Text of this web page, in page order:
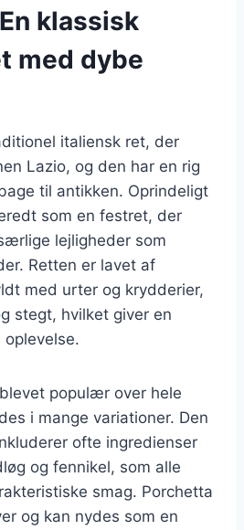
klassisk
med dybe
italiensk ret, der
Lazio, og den har en rig
til antikken. Oprindeligt
som en festret, der
lejligheder som
Retten er lavet af
med urter og krydderier,
stegt, hvilket giver en
populær over hele
i mange variationer. Den
ofte ingredienser
og fennikel, som alle
smag. Porchetta
og kan nydes som en